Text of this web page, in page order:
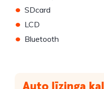
• SDcard
• LCD
• Bluetooth